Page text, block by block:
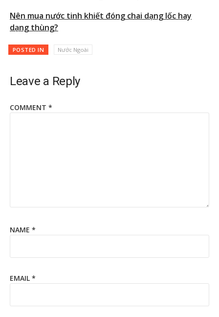
Nên mua nước tinh khiết đóng chai dạng lốc hay
dạng thùng?
POSTED IN Nước Ngoài
Leave a Reply
COMMENT *
NAME *
EMAIL *